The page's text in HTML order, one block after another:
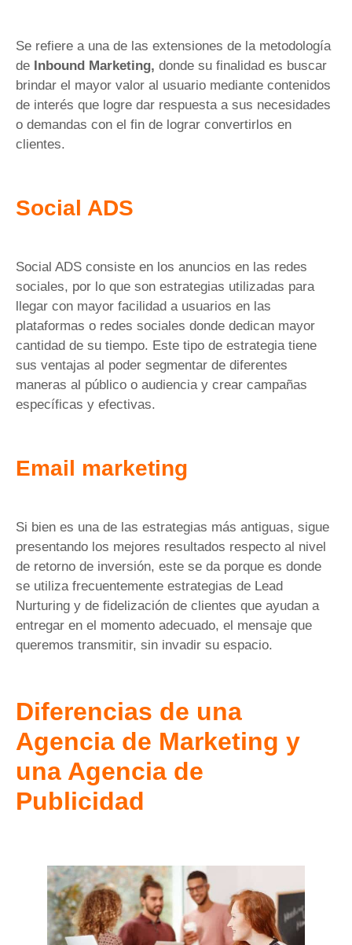
Se refiere a una de las extensiones de la metodología
de Inbound Marketing, donde su finalidad es buscar
brindar el mayor valor al usuario mediante contenidos
de interés que logre dar respuesta a sus necesidades
o demandas con el fin de lograr convertirlos en
clientes.
Social ADS
Social ADS consiste en los anuncios en las redes
sociales, por lo que son estrategias utilizadas para
llegar con mayor facilidad a usuarios en las
plataformas o redes sociales donde dedican mayor
cantidad de su tiempo. Este tipo de estrategia tiene
sus ventajas al poder segmentar de diferentes
maneras al público o audiencia y crear campañas
específicas y efectivas.
Email marketing
Si bien es una de las estrategias más antiguas, sigue
presentando los mejores resultados respecto al nivel
de retorno de inversión, este se da porque es donde
se utiliza frecuentemente estrategias de Lead
Nurturing y de fidelización de clientes que ayudan a
entregar en el momento adecuado, el mensaje que
queremos transmitir, sin invadir su espacio.
Diferencias de una
Agencia de Marketing y
una Agencia de
Publicidad